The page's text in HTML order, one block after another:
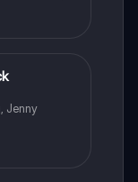
Jenny